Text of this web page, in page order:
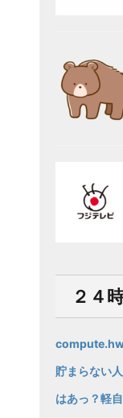
２４
貯まらない人
はあっ？軽